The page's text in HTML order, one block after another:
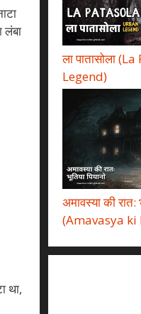
लंबा
था,
ला पातासोला
Legend)
अमावस्या की रात:
(Amavasya ki